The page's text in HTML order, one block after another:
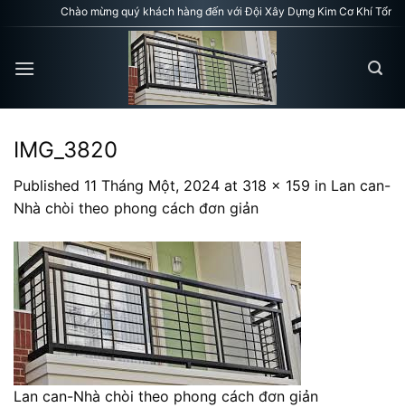
Chào mừng quý khách hàng đến với Đội Xây Dựng Kim Cơ Khí Tổng
IMG_3820
Published 11 Tháng Một, 2024 at 318 × 159 in Lan can-
Nhà chòi theo phong cách đơn giản
Lan can-Nhà chòi theo phong cách đơn giản